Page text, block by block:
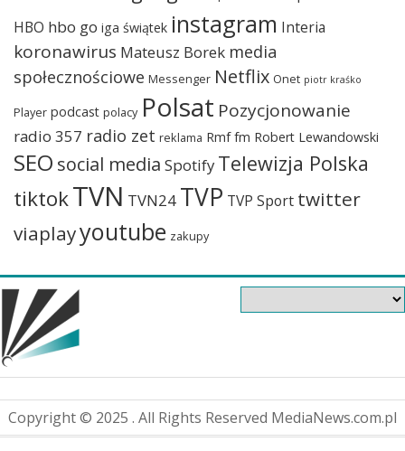
HBO hbo go iga świątek instagram Interia
koronawirus Mateusz Borek media
społecznościowe Messenger Netflix Onet piotr kraśko
Player podcast polacy Polsat Pozycjonowanie
radio 357 radio zet reklama Rmf fm Robert Lewandowski
SEO social media Spotify Telewizja Polska
tiktokTVN TVN24 TVP TVP Sport twitter
viaplayyoutube zakupy
Copyright © 2025 . All Rights Reserved MediaNews.com.pl